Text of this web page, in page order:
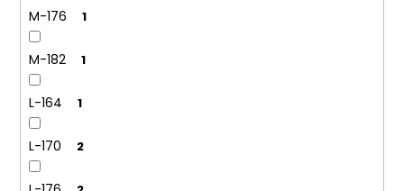
M-176 1
M-182 1
L-164 1
L-170 2